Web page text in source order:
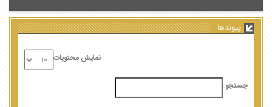
پیوندها
نمایش محتویات
جستجو: